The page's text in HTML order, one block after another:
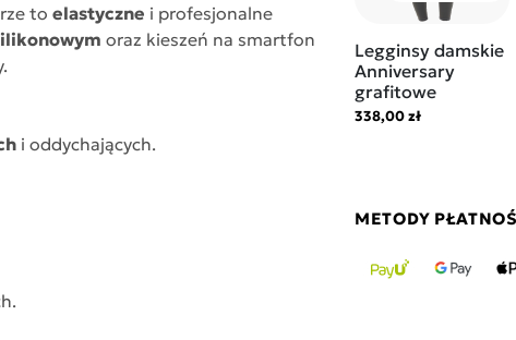
to elastyczne i profesjonalne
oraz kieszeń na smartfon
i oddychających.
Legginsy damskie
Anniversary
grafitowe
338,00 zł
METODY